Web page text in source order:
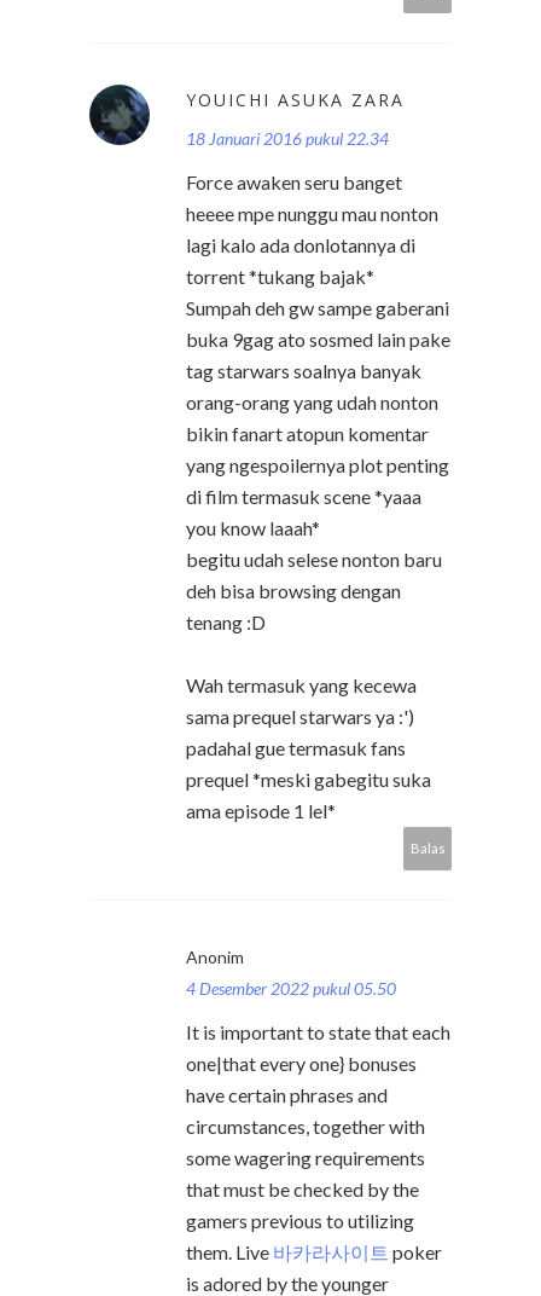
YOUICHI ASUKA ZARA
18 Januari 2016 pukul 22.34
Force awaken seru banget
heeee mpe nunggu mau nonton
lagi kalo ada donlotannya di
torrent *tukang bajak*
Sumpah deh gw sampe gaberani
buka 9gag ato sosmed lain pake
tag starwars soalnya banyak
orang-orang yang udah nonton
bikin fanart atopun komentar
yang ngespoilernya plot penting
di film termasuk scene *yaaa
you know laaah*
begitu udah selese nonton baru
deh bisa browsing dengan
tenang :D
Wah termasuk yang kecewa
sama prequel starwars ya :')
padahal gue termasuk fans
prequel *meski gabegitu suka
ama episode 1 lel*
Balas
Anonim
4 Desember 2022 pukul 05.50
It is important to state that each
one|that every one} bonuses
have certain phrases and
circumstances, together with
some wagering requirements
that must be checked by the
gamers previous to utilizing
them. Live 바카라사이트 poker
is adored by the younger